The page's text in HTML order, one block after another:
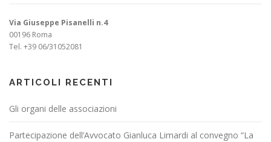
Via Giuseppe Pisanelli n.4
00196 Roma
Tel. +39 06/31052081
ARTICOLI RECENTI
Gli organi delle associazioni
Partecipazione dell’Avvocato Gianluca Limardi al convegno “La